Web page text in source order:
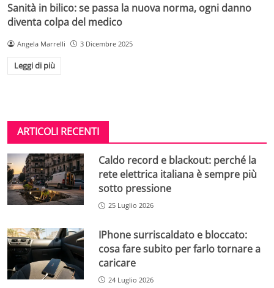
Sanità in bilico: se passa la nuova norma, ogni danno
diventa colpa del medico
Angela Marrelli 3 Dicembre 2025
Leggi di più
ARTICOLI RECENTI
Caldo record e blackout: perché la
rete elettrica italiana è sempre più
sotto pressione
25 Luglio 2026
IPhone surriscaldato e bloccato:
cosa fare subito per farlo tornare a
caricare
24 Luglio 2026